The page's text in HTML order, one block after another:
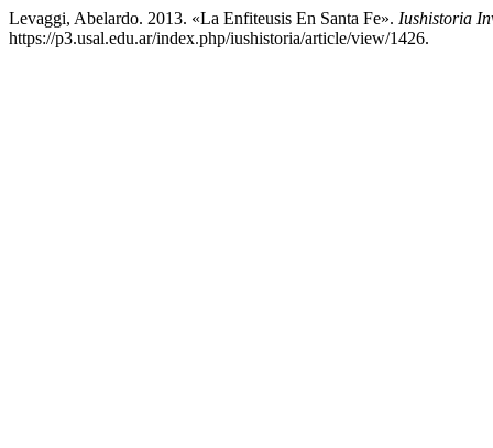
Levaggi, Abelardo. 2013. «La Enfiteusis En Santa Fe». Iushistoria
https://p3.usal.edu.ar/index.php/iushistoria/article/view/1426.